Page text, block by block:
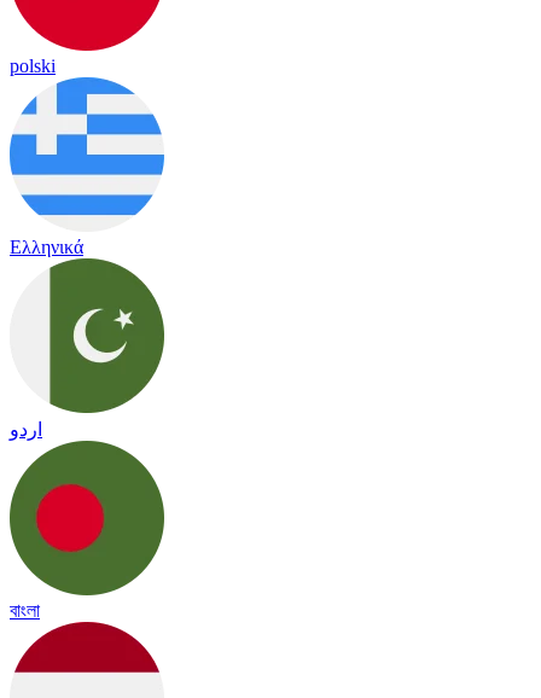
polski
Ελληνικά
اردو
বাংলা